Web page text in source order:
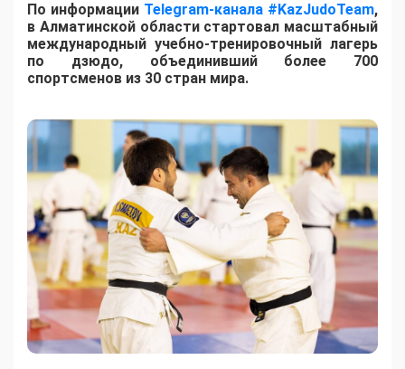
По информации Telegram-канала #KazJudoTeam,
в Алматинской области стартовал масштабный
международный учебно-тренировочный лагерь
по дзюдо, объединивший более 700
спортсменов из 30 стран мира.